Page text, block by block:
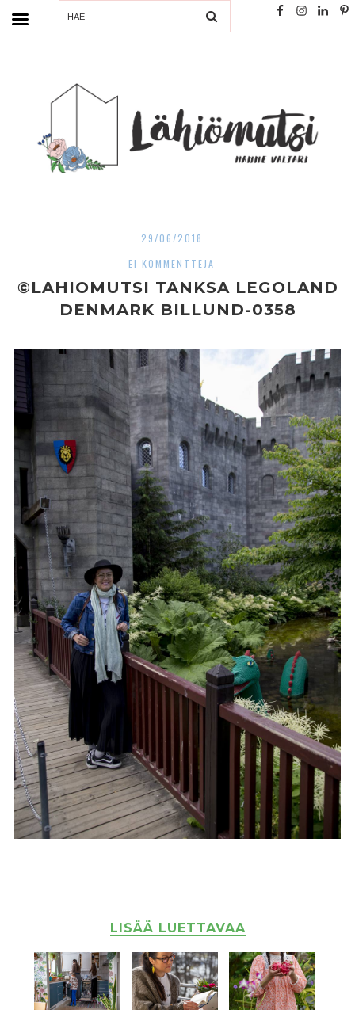
SEARCH
29/06/2018
EI KOMMENTTEJA
©LAHIOMUTSI TANKSA LEGOLAND
DENMARK BILLUND-0358
LISÄÄ LUETTAVAA